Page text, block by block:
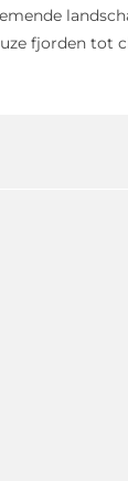
fjorden tot